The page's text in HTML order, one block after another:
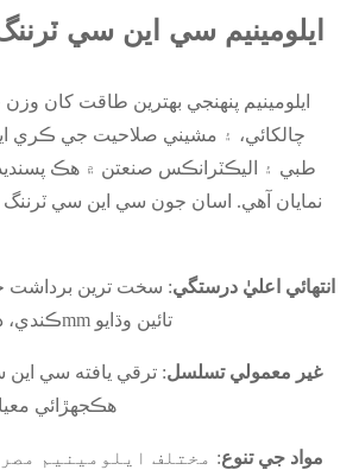
ايلومينيم سي اين سي
ايلومينيم پنهنجي بهترين طاقت کان
چالکائي، ۽ مشيني صلاحيت جي ڪري
طبي ۽ اليڪٽرانڪس صنعتن ۾ هڪ
نمايان آهي. اسان جون سي اين سي ٽرننگ
انتهائي اعليٰ درستگي: سخت ترين برداشت
ڪندي، درستگي کي ±0.005mm تائين وڌايو
غير معمولي تسلسل: ترقي يافته سي
هڪجهڙائي
مواد جي تنوع: مختلف ايلومينيم